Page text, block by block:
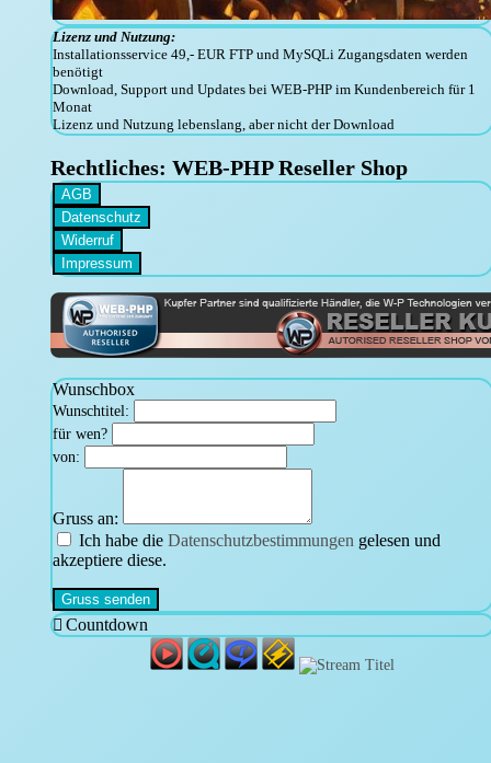
Lizenz und Nutzung:
Installationsservice 49,- EUR FTP und MySQLi Zugangsdaten werden
benötigt
Download, Support und Updates bei WEB-PHP im Kundenbereich für 1
Monat
Lizenz und Nutzung lebenslang, aber nicht der Download
Rechtliches: WEB-PHP Reseller Shop
AGB
Datenschutz
Widerruf
Impressum
Wunschbox
Wunschtitel:
für wen?
von:
Gruss an:
Ich habe dieDatenschutzbestimmungen gelesen und
akzeptiere diese.
Gruss senden
Countdown